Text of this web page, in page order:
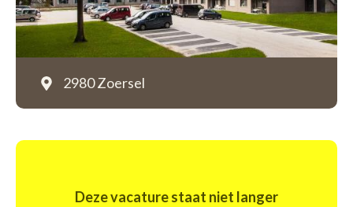
2980 Zoersel
Deze vacature staat niet langer